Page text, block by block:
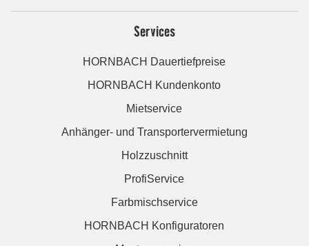
Services
HORNBACH Dauertiefpreise
HORNBACH Kundenkonto
Mietservice
Anhänger- und Transportervermietung
Holzzuschnitt
ProfiService
Farbmischservice
HORNBACH Konfiguratoren